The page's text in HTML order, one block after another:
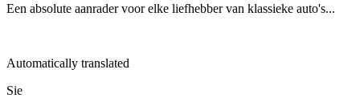
Een absolute aanrader voor elke liefhebber van klassieke auto's...
Automatically translated
Sie